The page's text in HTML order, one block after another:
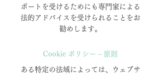
ポートを受けるためにも専門家による
法的アドバイスを受けられることをお
勧めします。
Cookie ポリシー – 原則
ある特定の法域によっては、ウェブサ